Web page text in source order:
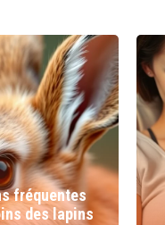
fréquentes
des lapins